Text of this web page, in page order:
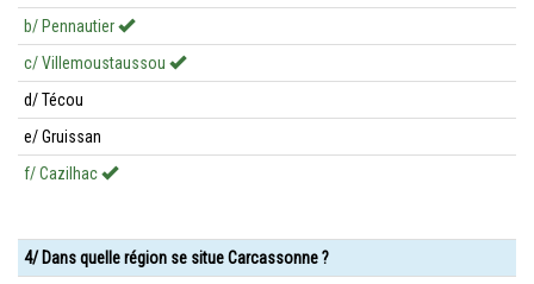
b/ Pennautier
c/ Villemoustaussou
d/ Técou
e/ Gruissan
f/ Cazilhac
4/ Dans quelle région se situe Carcassonne ?